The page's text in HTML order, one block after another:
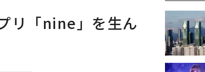
リ「nine」を生ん